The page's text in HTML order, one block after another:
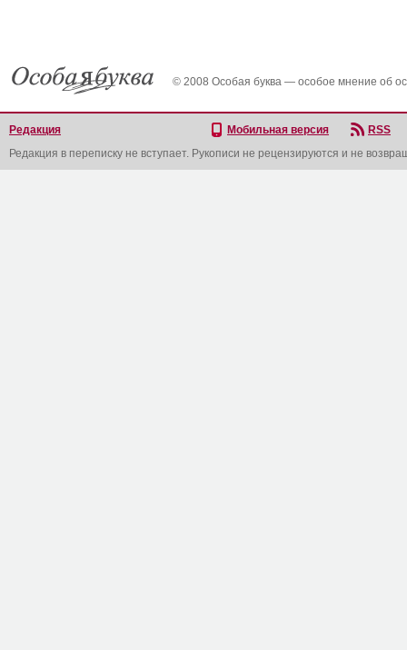
© 2008 Особая буква — особое мнение об
Редакция Мобильная версия
RSS
Редакция в переписку не вступает. Рукописи не рецензируются и не